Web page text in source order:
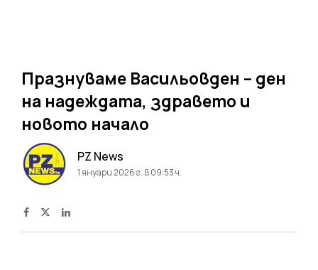
Празнуваме Васильовден – ден
на надеждата, здравето и
новото начало
PZ News
1 януари 2026 г. в 09:53 ч.